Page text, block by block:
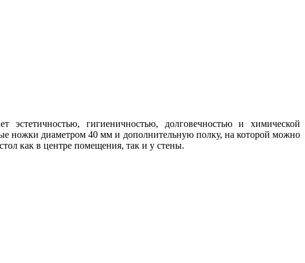
эстетичностью, гигиеничностью, долговечностью и химической
ножки диаметром 40 мм и дополнительную полку, на которой можно
как в центре помещения, так и у стены.